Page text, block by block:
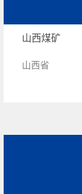
山西煤矿
山西省